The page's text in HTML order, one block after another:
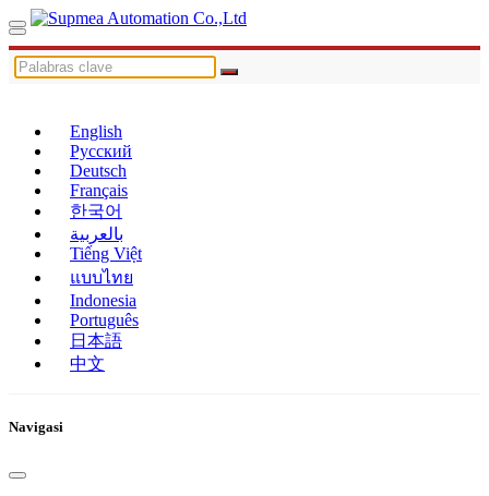
English
Русский
Deutsch
Français
한국어
بالعربية
Tiếng Việt
แบบไทย
Indonesia
Português
日本語
中文
Navigasi